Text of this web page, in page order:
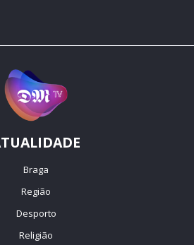
Braga
Região
Desporto
Religião